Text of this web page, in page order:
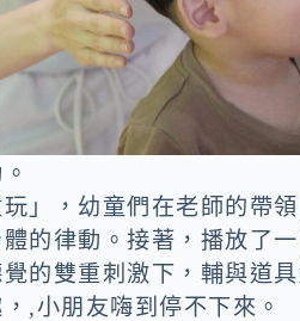
」，幼童們在老師的帶
的律動。接著，播放了
的雙重刺激下，輔與道
,小朋友嗨到停不下來。